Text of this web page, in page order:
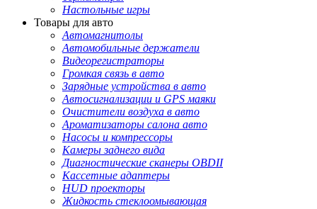
Настольные игры
Товары для авто
Автомагнитолы
Автомобильные держатели
Видеорегистраторы
Громкая связь в авто
Зарядные устройства в авто
Автосигнализации и GPS маяки
Очистители воздуха в авто
Ароматизаторы салона авто
Насосы и компрессоры
Камеры заднего вида
Диагностические сканеры OBDII
Кассетные адаптеры
HUD проекторы
Жидкость стеклоомывающая